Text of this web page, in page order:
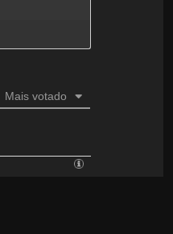
Mais votado